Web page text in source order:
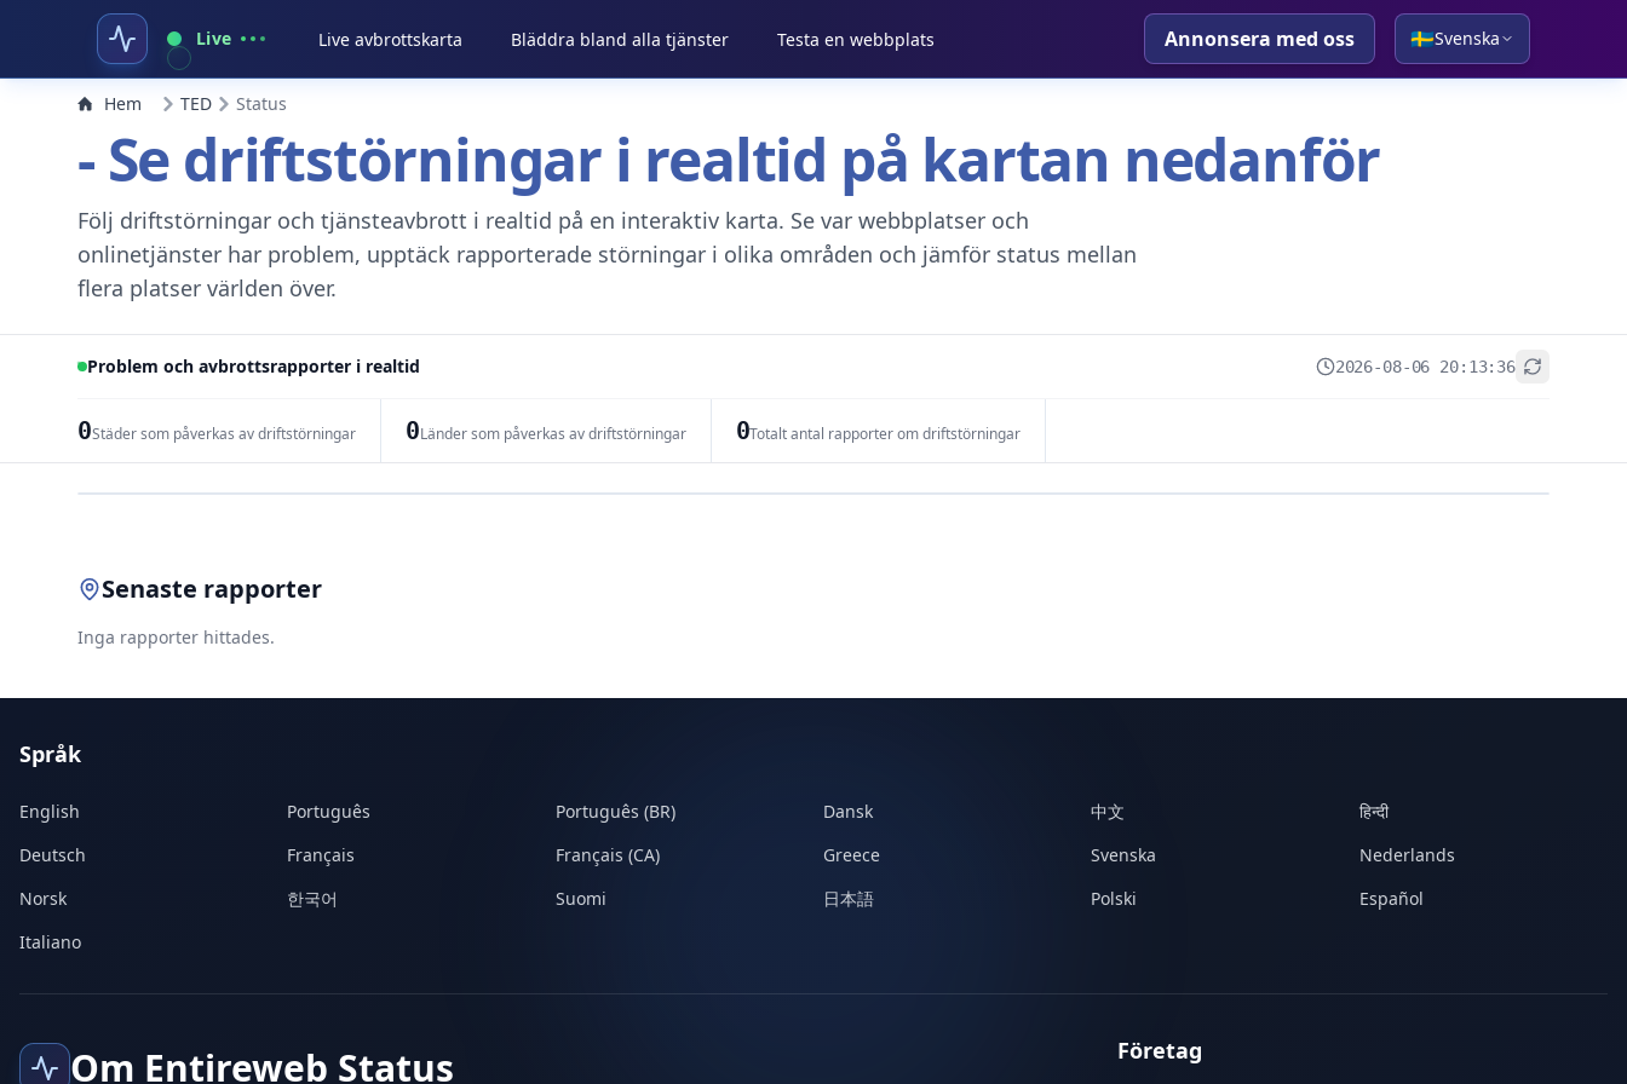
Live Live avbrottskarta Bläddra bland alla tjänster Testa en webbplats Annonsera med oss 🇸🇪Svenska
Hem TED Status
- Se driftstörningar i realtid på kartan nedanför
Följ driftstörningar och tjänsteavbrott i realtid på en interaktiv karta. Se var webbplatser och
onlinetjänster har problem, upptäck rapporterade störningar i olika områden och jämför status mellan
flera platser världen över.
Problem och avbrottsrapporter i realtid 2026-08-06 20:13:36
0Städer som påverkas av driftstörningar 0Länder som påverkas av driftstörningar 0Totalt antal rapporter om driftstörningar
Senaste rapporter
Inga rapporter hittades.
Språk
English Português Português (BR) Dansk 中文
हिन्दी
Deutsch
Français Français (CA) Greece Svenska
Nederlands
Norsk
한국어 Suomi 日本語 Polski
Español
Italiano
Om Entireweb Status Företag